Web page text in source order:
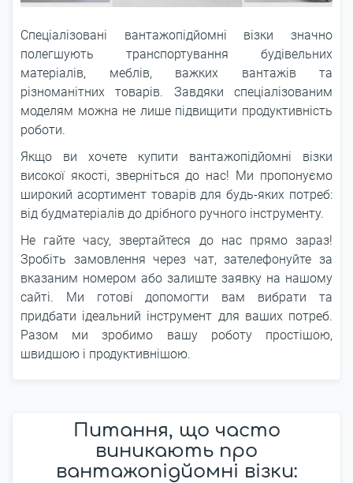
Спеціалізовані вантажопідйомні візки значно
полегшують транспортування будівельних
матеріалів, меблів, важких вантажів та
різноманітних товарів. Завдяки спеціалізованим
моделям можна не лише підвищити продуктивність
роботи.
Якщо ви хочете купити вантажопідйомні візки
високої якості, зверніться до нас! Ми пропонуємо
широкий асортимент товарів для будь-яких потреб:
від будматеріалів до дрібного ручного інструменту.
Не гайте часу, звертайтеся до нас прямо зараз!
Зробіть замовлення через чат, зателефонуйте за
вказаним номером або залиште заявку на нашому
сайті. Ми готові допомогти вам вибрати та
придбати ідеальний інструмент для ваших потреб.
Разом ми зробимо вашу роботу простішою,
швидшою і продуктивнішою.
Питання, що часто
виникають про
вантажопідйомні візки: